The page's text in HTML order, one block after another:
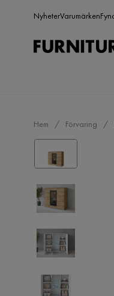
NyheterVarumärken
Hem Förvaring